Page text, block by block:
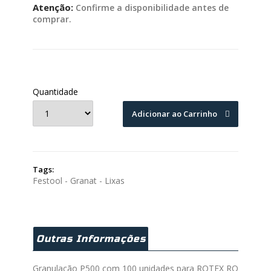
Atenção: Confirme a disponibilidade antes de
comprar.
Quantidade
Adicionar ao Carrinho
Tags:
Festool - Granat - Lixas
Outras Informações
Granulação P500 com 100 unidades para ROTEX RO